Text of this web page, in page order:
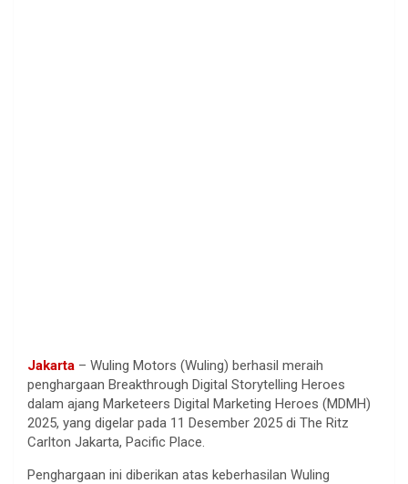
Jakarta – Wuling Motors (Wuling) berhasil meraih
penghargaan Breakthrough Digital Storytelling Heroes
dalam ajang Marketeers Digital Marketing Heroes (MDMH)
2025, yang digelar pada 11 Desember 2025 di The Ritz
Carlton Jakarta, Pacific Place.
Penghargaan ini diberikan atas keberhasilan Wuling